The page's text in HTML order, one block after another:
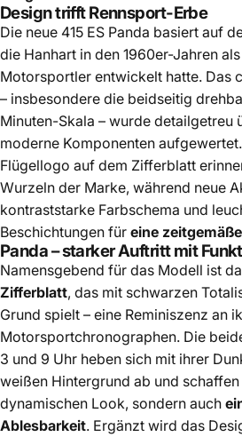
Design trifft Rennsport-Erbe
Die neue 415 ES Panda basiert auf
die Hanhart in den 1960er-Jahren
Motorsportler entwickelt hatte. Das
– insbesondere die beidseitig
Minuten-Skala – wurde detailgetreu
moderne Komponenten
Flügellogo auf dem Zifferblatt
Wurzeln der Marke, während neue
kontraststarke Farbschema und
Beschichtungen für eine
Panda – starker Auftritt mit
Namensgebend für das Modell ist
Zifferblatt, das mit schwarzen
Grund spielt – eine Reminiszenz an
Motorsportchronographen. Die
3 und 9 Uhr heben sich mit ihrer
weißen Hintergrund ab und
dynamischen Look, sondern auch
Ablesbarkeit. Ergänzt wird das